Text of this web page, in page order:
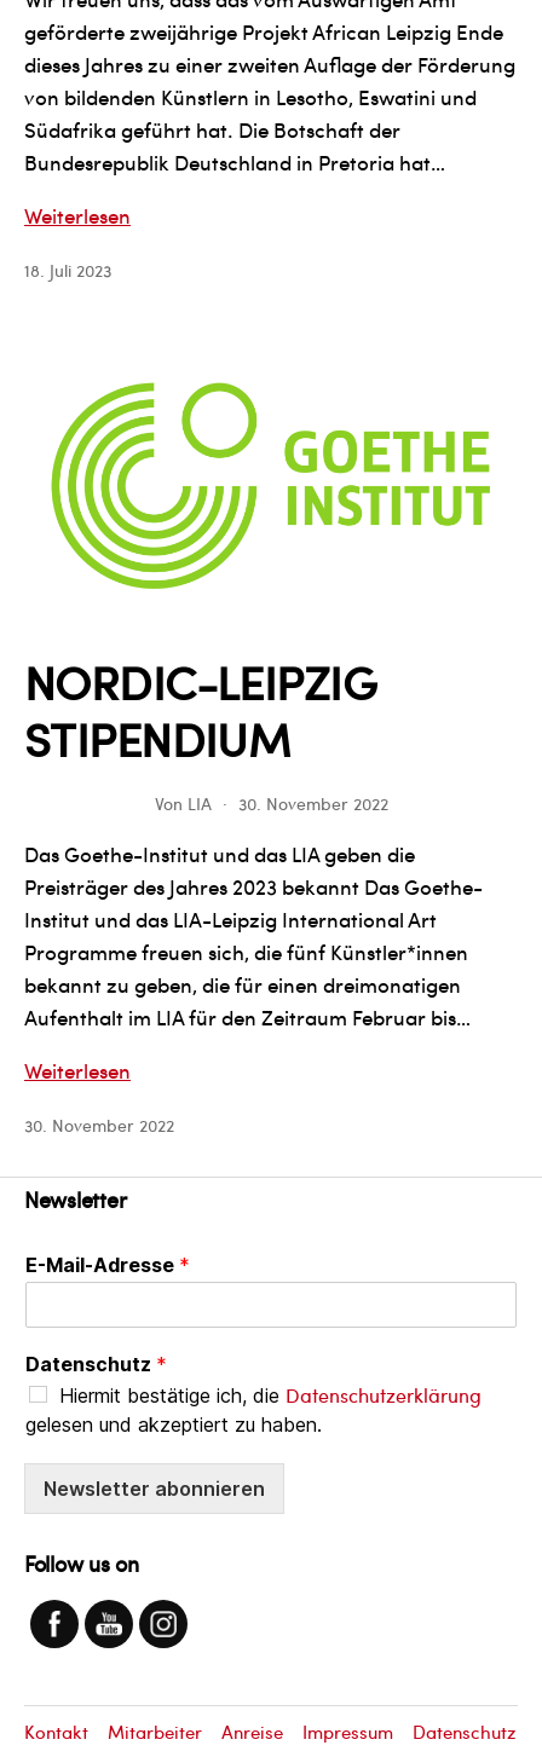
geförderte zweijährige Projekt African Leipzig Ende
dieses Jahres zu einer zweiten Auflage der Förderung
von bildenden Künstlern in Lesotho, Eswatini und
Südafrika geführt hat. Die Botschaft der
Bundesrepublik Deutschland in Pretoria hat…
Weiterlesen
18. Juli 2023
NORDIC-LEIPZIG
STIPENDIUM
Von LIA 30. November 2022
Das Goethe-Institut und das LIA geben die
Preisträger des Jahres 2023 bekannt Das Goethe-
Institut und das LIA-Leipzig International Art
Programme freuen sich, die fünf Künstler*innen
bekannt zu geben, die für einen dreimonatigen
Aufenthalt im LIA für den Zeitraum Februar bis…
Weiterlesen
STIPENDIUM
30. November 2022
Newsletter
E-Mail-Adresse *
Datenschutz *
Hiermit bestätige ich, die Datenschutzerklärung
gelesen und akzeptiert zu haben.
Newsletter abonnieren
Follow us on
Kontakt Mitarbeiter Anreise Impressum Datenschutz